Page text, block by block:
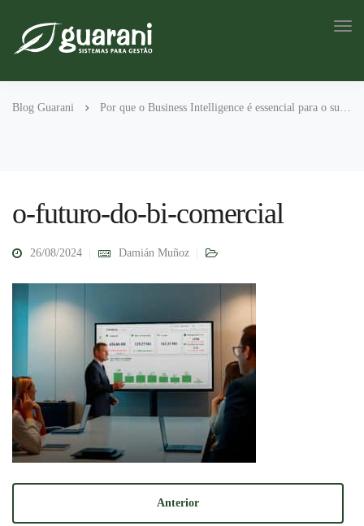
Blog Guarani Por que o Business Intelligence é essencial para o sucesso comercial
o-futuro-do-bi-comercial
26/08/2024 Damián Muñoz
Anterior